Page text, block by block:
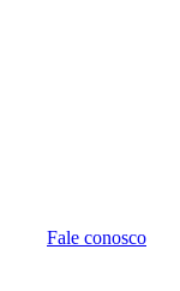
Fale conosco